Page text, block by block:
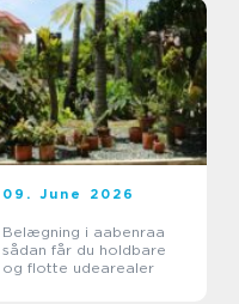
09. June 2026
Belægning i aabenraa
sådan får du holdbare
og flotte udearealer